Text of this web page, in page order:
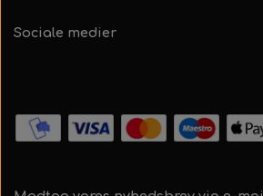
Sociale medier